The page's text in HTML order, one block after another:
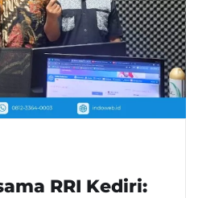
RRI Kediri: